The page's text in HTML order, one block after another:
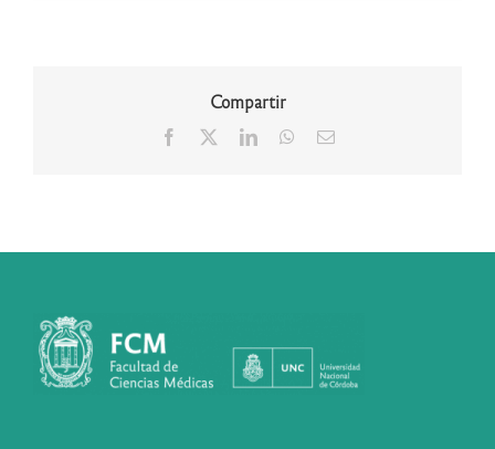
Compartir
Facebook LinkedInWhatsApp
Correo